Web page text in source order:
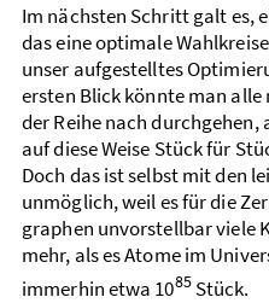
Im nächsten Schritt galt es,
das eine optimale
unser aufgestelltes
ersten Blick könnte man
der Reihe nach
auf diese Weise Stück für
Doch das ist selbst mit den
un­möglich, weil es für die
graphen unvorstellbar viele
mehr, als es Atome im
immerhin etwa 1085Stück.